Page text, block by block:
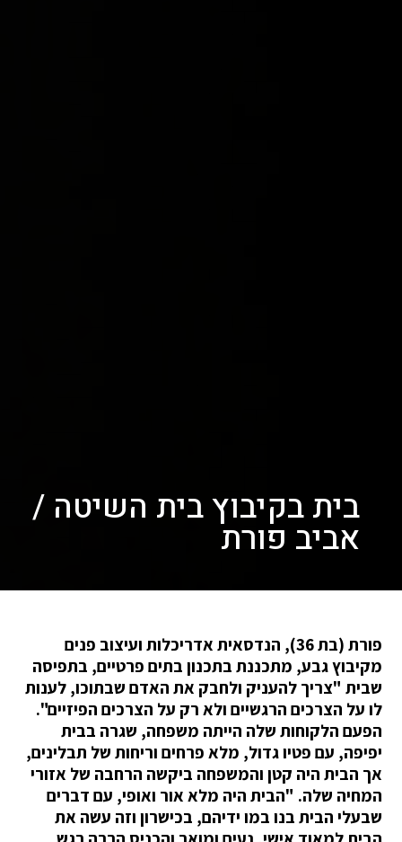
בית בקיבוץ בית השיטה /
אביב פורת
פורת (בת 36), הנדסאית אדריכלות ועיצוב פנים
מקיבוץ גבע, מתכננת בתכנון בתים פרטיים, בתפיסה
שבית "צריך להעניק ולחבק את האדם שבתוכו, לענות
לו על הצרכים הרגשיים ולא רק על הצרכים הפיזיים".
הפעם הלקוחות שלה הייתה משפחה, שגרה בבית
יפיפה, עם פטיו גדול, מלא פרחים וריחות של תבלינים,
אך הבית היה קטן והמשפחה ביקשה הרחבה של אזורי
המחיה שלה. "הבית היה מלא אור ואופי, עם דברים
שבעלי הבית בנו במו ידיהם, בכישרון וזה עשה את